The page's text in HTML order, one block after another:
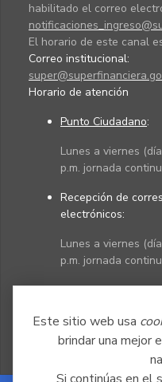
Este sitio web usa
brindar una mejor
habilitado el correo
El horario de este canal
Correo institucional:
Horario de atención
Punto Ciudadano:
Lunes a viernes
p.m. jornada
Recepción de
electrónicos:
Lunes a viernes
p.m. jornada